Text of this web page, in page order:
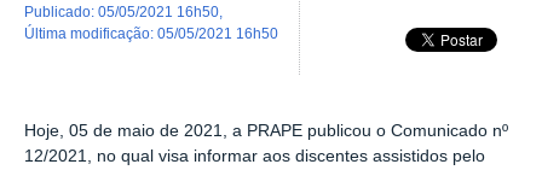
publicado: 05/05/2021 16h50
última modificação: 05/05/2021 16h50
Hoje, 05 de maio de 2021, a PRAPE publicou o Comunicado nº
12/2021, no qual visa informar aos discentes assistidos pelo